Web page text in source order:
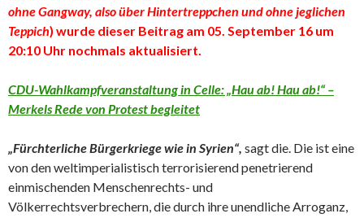
ohne Gangway, also über Hintertreppchen und ohne jeglichen
Teppich) wurde dieser Beitrag am 05. September 16 um
20:10 Uhr nochmals aktualisiert.
CDU-Wahlkampfveranstaltung in Celle: „Hau ab! Hau ab!“ –
Merkels Rede von Protest begleitet
„Fürchterliche Bürgerkriege wie in Syrien“, sagt die. Die ist eine
von den weltimperialistisch terrorisierend penetrierend
einmischenden Menschenrechts- und
Völkerrechtsverbrechern, die durch ihre unendliche Arroganz,